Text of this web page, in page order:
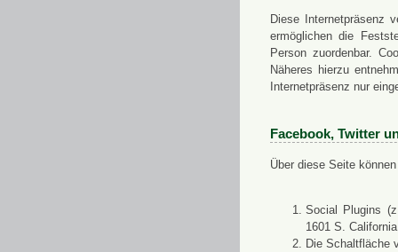
Diese Internetpräsenz
ermöglichen die
Person zuordenbar.
Näheres hierzu
Internetpräsenz nur
Facebook, Twitter
Über diese Seite
Social Plugins
1601 S.
Die Schaltfläche